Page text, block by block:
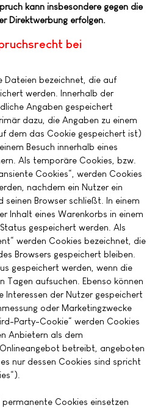
kann insbesondere gegen die
Direktwerbung erfolgen.
bei
Dateien bezeichnet, die auf
werden. Innerhalb der
Angaben gespeichert
dazu, die Angaben zu einem
dem das Cookie gespeichert ist)
Besuch innerhalb eines
Als temporäre Cookies, bzw.
Cookies“, werden Cookies
nachdem ein Nutzer ein
Browser schließt. In einem
Inhalt eines Warenkorbs in einem
gespeichert werden. Als
werden Cookies bezeichnet, die
Browsers gespeichert bleiben.
gespeichert werden, wenn die
Tagen aufsuchen. Ebenso können
Interessen der Nutzer gespeichert
oder Marketingzwecke
Party-Cookie“ werden Cookies
Anbietern als dem
betreibt, angeboten
nur dessen Cookies sind spricht
Cookies einsetzen